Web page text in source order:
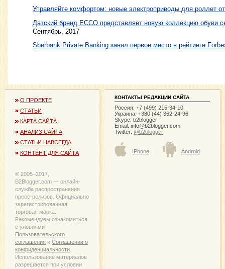
Управляйте комфортом: новые электроприводы для роллет
Датский бренд ЕССО представляет новую коллекцию обуви
Сентябрь, 2017
Sberbank Private Banking занял первое место в рейтинге
О ПРОЕКТЕ
СТАТЬИ
КАРТА САЙТА
АНАЛИЗ САЙТА
СТАТЬИ НАВСЕГДА
КОНТЕНТ ДЛЯ САЙТА
© 2005−2017,
B2Blogger.com — онлайн-
служба распространения
пресс-релизов. Официально
зарегистрированная
торговая марка.
Рекомендуем ознакомиться
с уловиями
Пользовательского
соглашения и Соглашения о
конфиденциальности
Использование материалов
разрешается при условии
КОНТАКТЫ РЕДАКЦИИ САЙТА
Россия: +7 (499) 215-34-10
Украина: +380 (44) 362-24-96
Skype: b2blogger
Email: info@b2blogger.com
Twitter: @b2blogger
IPhone Android